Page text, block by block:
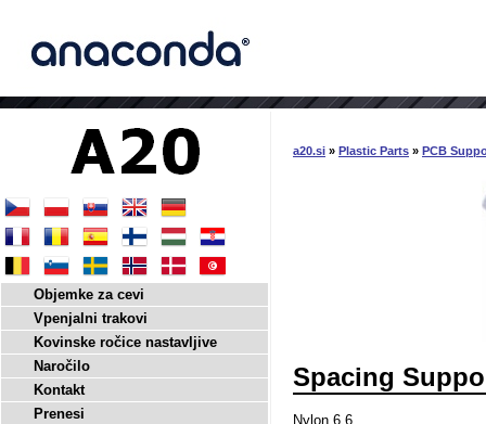
a20.si » Plastic Parts » PCB
Spacing
Nylon 6.6
Objemke za cevi
Vpenjalni trakovi
Kovinske ročice nastavljive
Naročilo
Kontakt
Prenesi